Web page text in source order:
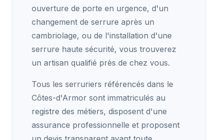
ouverture de porte en urgence, d'un
changement de serrure après un
cambriolage, ou de l'installation d'une
serrure haute sécurité, vous trouverez
un artisan qualifié près de chez vous.
Tous les serruriers référencés dans le
Côtes-d'Armor sont immatriculés au
registre des métiers, disposent d'une
assurance professionnelle et proposent